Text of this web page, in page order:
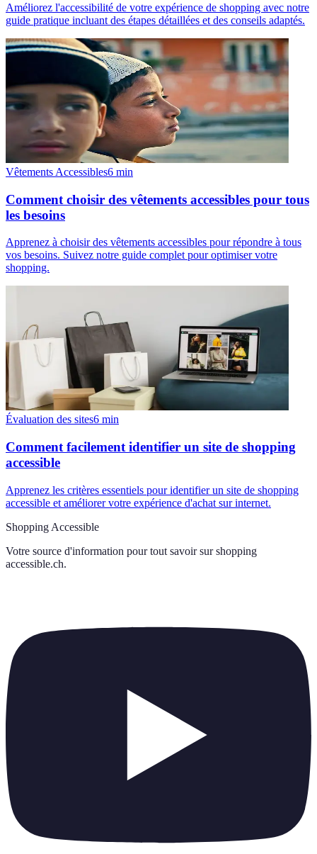
Améliorez l'accessibilité de votre expérience de shopping avec notre
guide pratique incluant des étapes détaillées et des conseils adaptés.
Vêtements Accessibles6 min
Comment choisir des vêtements accessibles pour tous
les besoins
Apprenez à choisir des vêtements accessibles pour répondre à tous
vos besoins. Suivez notre guide complet pour optimiser votre
shopping.
Évaluation des sites6 min
Comment facilement identifier un site de shopping
accessible
Apprenez les critères essentiels pour identifier un site de shopping
accessible et améliorer votre expérience d'achat sur internet.
Shopping Accessible
Votre source d'information pour tout savoir sur shopping
accessible.ch.